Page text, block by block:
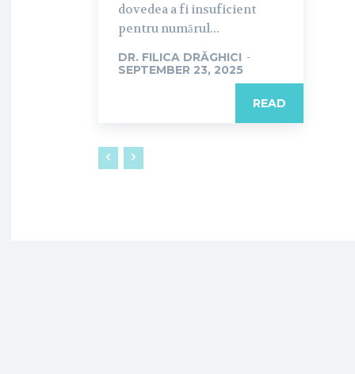
dovedea a fi insuficient
pentru numărul...
DR. FILICA DRĂGHICI -
SEPTEMBER 23, 2025
READ